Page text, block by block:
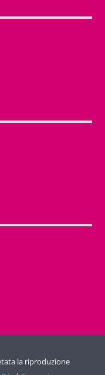
la riproduzione